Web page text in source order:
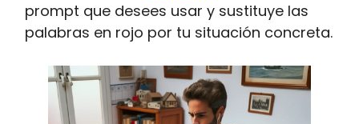
prompt que desees usar y sustituye las
palabras en rojo por tu situación concreta.